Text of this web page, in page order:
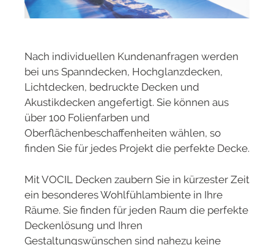
Nach individuellen Kundenanfragen werden
bei uns Spanndecken, Hochglanzdecken,
Lichtdecken, bedruckte Decken und
Akustikdecken angefertigt. Sie können aus
über 100 Folienfarben und
Oberflächenbeschaffenheiten wählen, so
finden Sie für jedes Projekt die perfekte Decke.
Mit VOCIL Decken zaubern Sie in kürzester Zeit
ein besonderes Wohlfühlambiente in Ihre
Räume. Sie finden für jeden Raum die perfekte
Deckenlösung und Ihren
Gestaltungswünschen sind nahezu keine